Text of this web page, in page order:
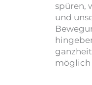
spüren,
und
möglich